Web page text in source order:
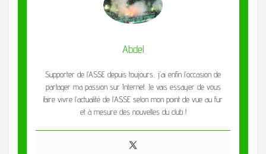
Abdel
Supporter de l’ASSE depuis toujours, j’ai enfin l’occasion de
partager ma passion sur Internet. Je vais essayer de vous
faire vivre l’actualité de l’ASSE selon mon point de vue au fur
et à mesure des nouvelles du club !